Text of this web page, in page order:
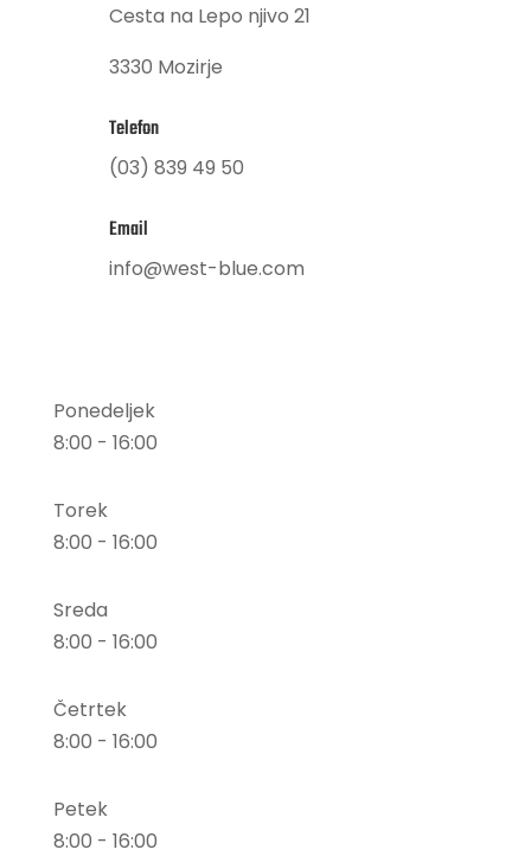
Cesta na Lepo njivo 21
3330 Mozirje
Telefon
(03) 839 49 50
Email
info@west-blue.com
Ponedeljek
8:00 - 16:00
Torek
8:00 - 16:00
Sreda
8:00 - 16:00
Četrtek
8:00 - 16:00
Petek
8:00 - 16:00